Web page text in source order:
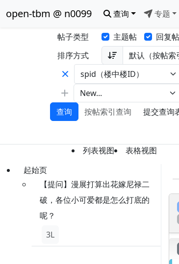
open-tbm @ n0099 查询 专题
帖子类型 主题帖 回复帖
排序方式
查询 按帖索引查询 提交查询
列表视图
表格视图
起始页
【提问】漫展打算出花嫁尼禄二
破，各位小可爱都是怎么打底的
呢？
3L